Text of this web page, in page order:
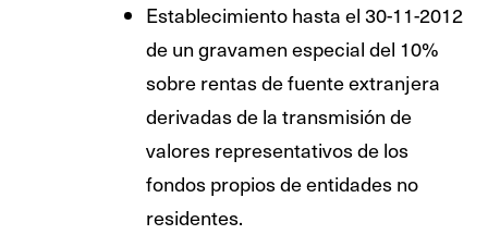
Establecimiento hasta el 30-11-2012
de un gravamen especial del 10%
sobre rentas de fuente extranjera
derivadas de la transmisión de
valores representativos de los
fondos propios de entidades no
residentes.